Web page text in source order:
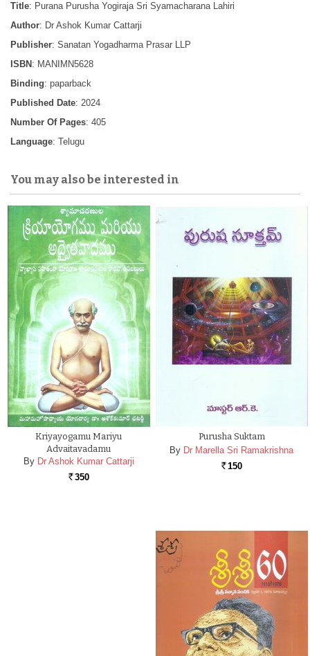
Title: Purana Purusha Yogiraja Sri Syamacharana Lahiri
Author: Dr Ashok Kumar Cattarji
Publisher: Sanatan Yogadharma Prasar LLP
ISBN : MANIMN5628
Binding: paparback
Published Date: 2024
Number Of Pages: 405
Language: Telugu
You may also be interested in
Kriyayogamu Mariyu
Advaitavadamu
By Dr Ashok Kumar Cattarji
Rs. 350
Purusha Suktam
By Dr Marella Sri Ramakrishna
Rs. 150